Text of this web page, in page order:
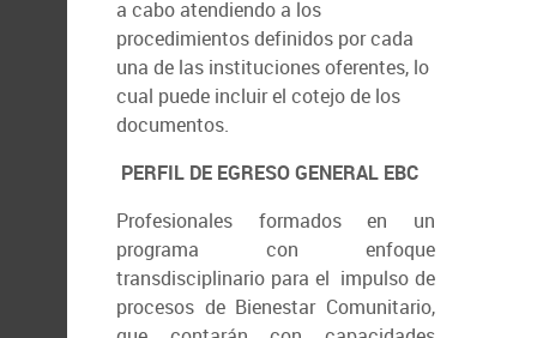
a cabo atendiendo a los
procedimientos definidos por cada
una de las instituciones oferentes, lo
cual puede incluir el cotejo de los
documentos.
PERFIL DE EGRESOGENERAL EBC
Profesionales formados en un
programa con enfoque
transdisciplinario para el impulso de
procesos de Bienestar Comunitario,